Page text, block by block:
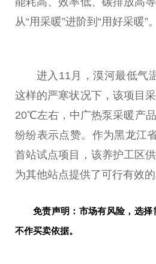
从“用采暖”进阶到“用好采暖”。
进入11月，漠河最低气
这样的严寒状况下，该项目
20℃左右，中广热泵采暖产
纷纷表示点赞。作为黑龙江
首站试点项目，该养护工区
为其他站点提供了可行有效的
免责声明：市场有风险，选择
不作买卖依据。